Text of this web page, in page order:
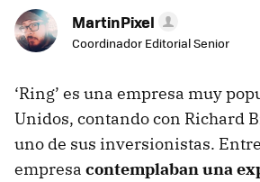
MartinPixel
Coordinador Editorial Senior
‘Ring’ es una empresa muy
Unidos, contando con Richard
uno de sus inversionistas.
empresa contemplaban una